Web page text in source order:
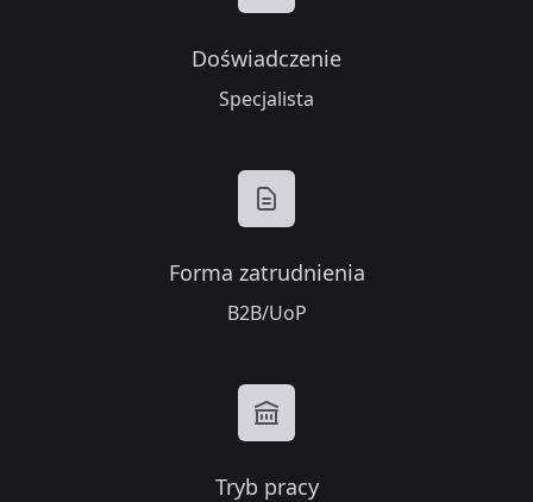
Doświadczenie
Specjalista
Forma zatrudnienia
B2B/UoP
Tryb pracy